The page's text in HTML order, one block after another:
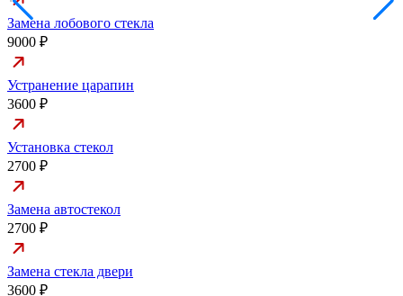
Замена лобового стекла
9000 ₽
Устранение царапин
3600 ₽
Установка стекол
2700 ₽
Замена автостекол
2700 ₽
Замена стекла двери
3600 ₽